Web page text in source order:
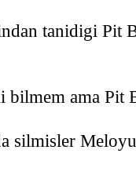
tanidigi Pit
bilmem ama
silmisler